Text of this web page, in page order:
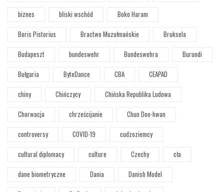
biznes
bliski wschód
Boko Haram
Boris Pistorius
Bractwo Muzułmańskie
Bruksela
Budapeszt
bundeswehr Bundeswehra
Burundi
Bułgaria
ByteDance CBA
CEAPAD
chiny
Chińczycy
Chińska Republika Ludowa
Chorwacja
chrześcijanie
Chun Doo-hwan
controversy
COVID-19
cudzoziemcy
cultural diplomacy
culture Czechy
cła
dane biometryczne
Dania
Danish Model